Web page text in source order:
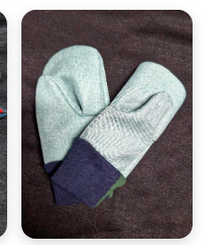
Velikost:2-4 roky